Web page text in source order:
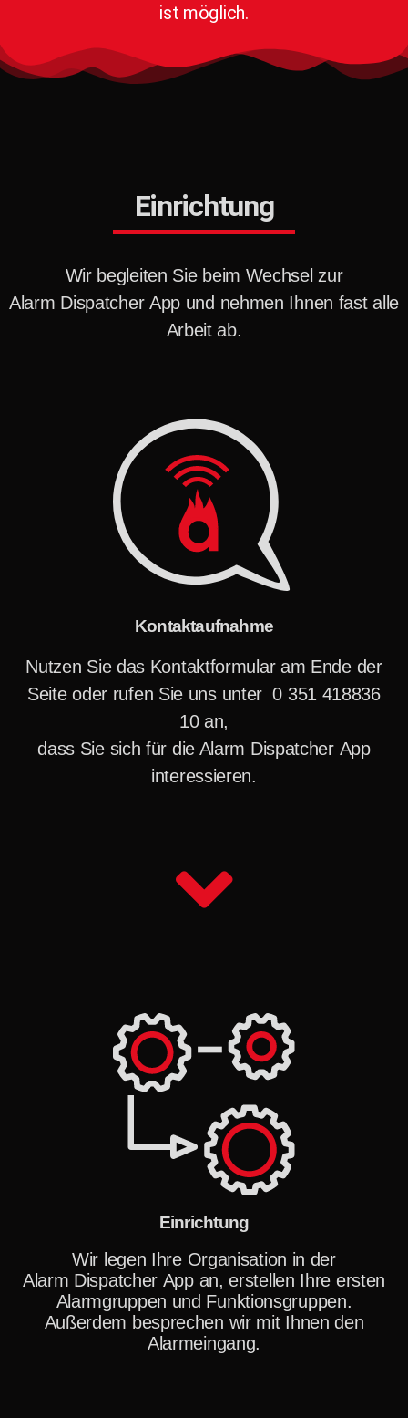
ist möglich.
Einrichtung
Wir begleiten Sie beim Wechsel zur
Alarm Dispatcher App und nehmen Ihnen fast alle
Arbeit ab.
Kontaktaufnahme
Nutzen Sie das Kontaktformular am Ende der
Seite oder rufen Sie uns unter 0 351 418836
10 an,
dass Sie sich für die Alarm Dispatcher App
interessieren.
Einrichtung
Wir legen Ihre Organisation in der
Alarm Dispatcher App an, erstellen Ihre ersten
Alarmgruppen und Funktionsgruppen.
Außerdem besprechen wir mit Ihnen den
Alarmeingang.